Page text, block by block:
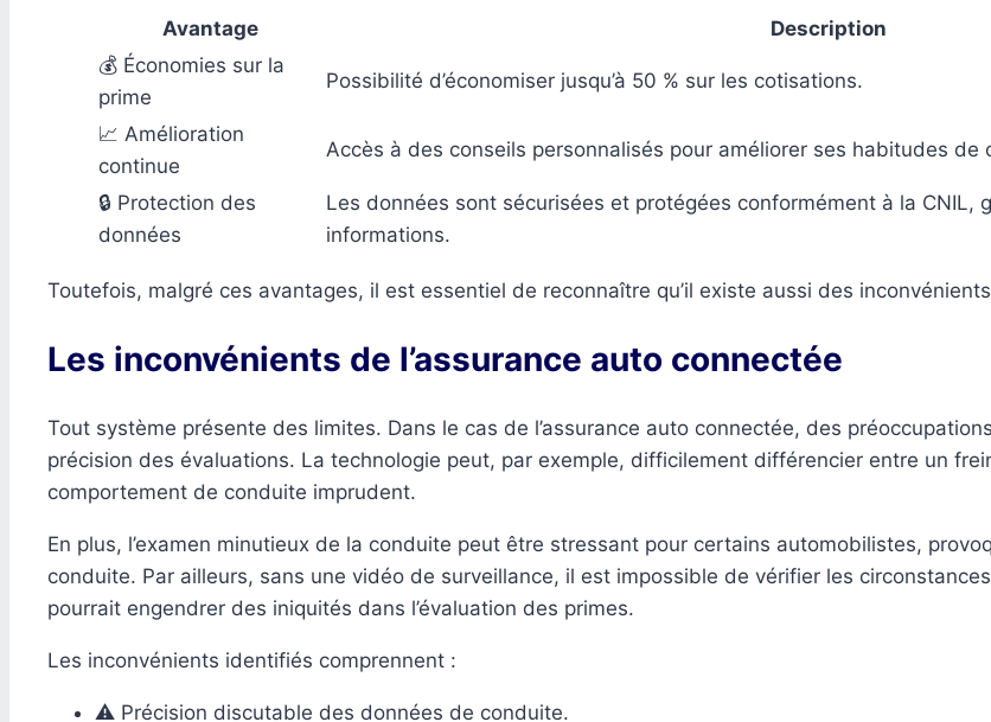
Avantage
Description
💰 Économies sur la
prime
Possibilité d’économiser jusqu’à 50 % sur les cotisations.
📈 Amélioration
continue
Accès à des conseils personnalisés pour améliorer ses habitudes de
🔒 Protection des
données
Les données sont sécurisées et protégées conformément à la CNIL,
informations.
Toutefois, malgré ces avantages, il est essentiel de reconnaître qu’il existe aussi des
Les inconvénients de l’assurance auto connectée
Tout système présente des limites. Dans le cas de l’assurance auto connectée, des
précision des évaluations. La technologie peut, par exemple, difficilement différencier entre un
comportement de conduite imprudent.
En plus, l’examen minutieux de la conduite peut être stressant pour certains automobilistes,
conduite. Par ailleurs, sans une vidéo de surveillance, il est impossible de vérifier les
pourrait engendrer des iniquités dans l’évaluation des primes.
Les inconvénients identifiés comprennent :
⚠️ Précision discutable des données de conduite.